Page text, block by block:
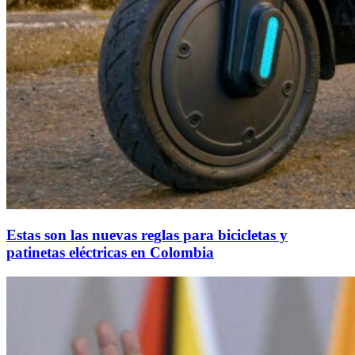
Estas son las nuevas reglas para bicicletas y
patinetas eléctricas en Colombia